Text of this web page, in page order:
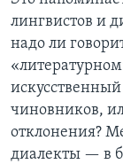
лингвистов и
надо ли
чиновников,
отклонения?
диалекты — в